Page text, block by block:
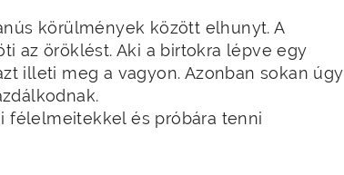
körülmények között elhunyt. A
az öröklést. Aki a birtokra lépve egy
illeti meg a vagyon. Azonban sokan úgy
félelmeitekkel és próbára tenni